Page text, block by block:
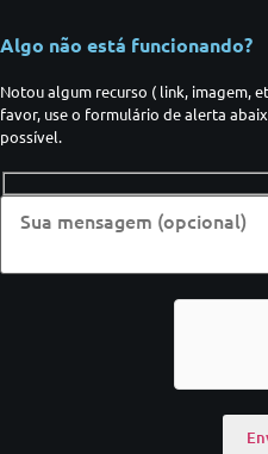
Algo não está funcionando?
Notou algum recurso ( link, imagem,
favor, use o formulário de alerta
possível.